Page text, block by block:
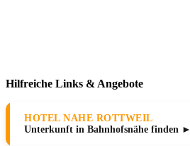
Hilfreiche Links & Angebote
HOTEL NAHE ROTTWEIL
Unterkunft in Bahnhofsnähe finden ►